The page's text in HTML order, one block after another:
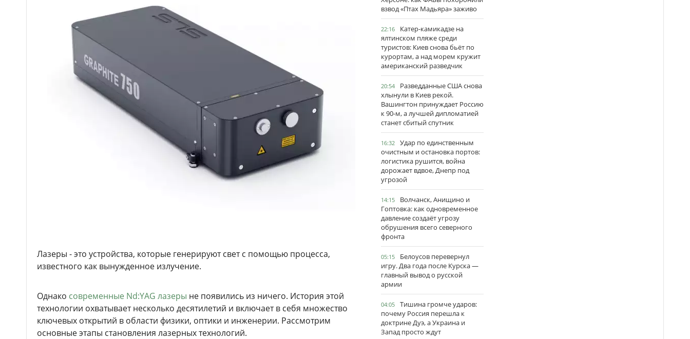
Лазеры - это устройства, которые генерируют свет с помощью процесса,
известного как вынужденное излучение.
Однако современные Nd:YAG лазеры не появились из ничего. История этой
технологии охватывает несколько десятилетий и включает в себя множество
ключевых открытий в области физики, оптики и инженерии. Рассмотрим
основные этапы становления лазерных технологий.
взвод «Птах Мадьяра» заживо
22:16
Катер-камикадзе на
ялтинском пляже среди
туристов: Киев снова бьёт по
курортам, а над морем кружит
американский разведчик
20:54
Разведданные США снова
хлынули в Киев рекой.
Вашингтон принуждает Россию
к 90-м, а лучшей дипломатией
станет сбитый спутник
16:32
Удар по единственным
очистным и остановка портов:
логистика рушится, война
дорожает вдвое, Днепр под
угрозой
14:15
Волчанск, Анищино и
Гоптовка: как одновременное
давление создаёт угрозу
обрушения всего северного
фронта
05:15
Белоусов перевернул
игру. Два года после Курска —
главный вывод о русской
армии
04:05
Тишина громче ударов:
почему Россия перешла к
доктрине Дуэ, а Украина и
Запад просто ждут